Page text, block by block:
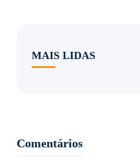
MAIS LIDAS
Comentários